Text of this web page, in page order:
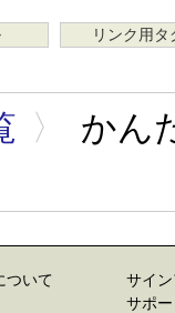
リンク用タ
〉
かん
ついて
サイ
サポ